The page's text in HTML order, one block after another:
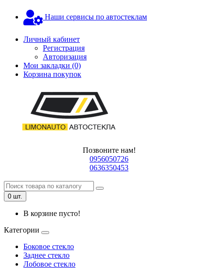
Наши сервисы по автостеклам
Личный кабинет
Регистрация
Авторизация
Мои закладки (0)
Корзина покупок
Позвоните нам!
0956050726
0636350453
0 шт.
В корзине пусто!
Категории
Боковое стекло
Заднее стекло
Лобовое стекло